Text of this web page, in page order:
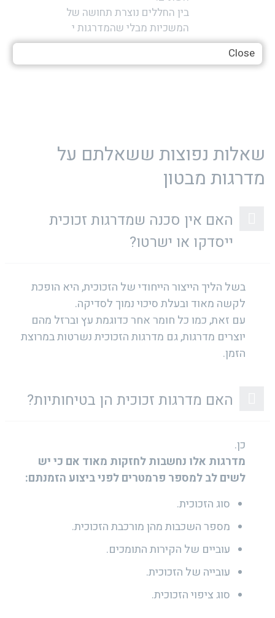
בין החללים נוצרת תחושה של
המשכיות מבלי שהמדרגות י
שאלות נפוצות ששאלתם על
מדרגות מבטון
האם אין סכנה שמדרגות זכוכית
ייסדקו או ישרטו?
בשל הליך הייצור הייחודי של הזכוכית, היא הופכת
לקשה מאוד ובעלת סיכוי נמוך לסדיקה.
עם זאת, כמו כל חומר אחר כדוגמת עץ וברזל מהם
יוצרים מדרגות, גם מדרגות הזכוכית נשרטות במרוצת
הזמן.
האם מדרגות זכוכית הן בטיחותיות?
כן.
מדרגות אלו נחשבות לחזקות מאוד אם כי יש
לשים לב למספר פרמטרים לפני ביצוע הזמנתם:
סוג הזכוכית.
מספר השכבות מהן מורכבת הזכוכית.
עוביים של הקירות התומכים.
עובייה של הזכוכית.
סוג ציפוי הזכוכית.
Close